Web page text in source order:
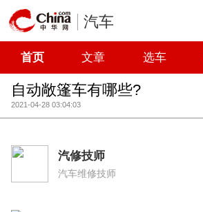
汽车
首页 文章 选车
自动敞篷车有哪些?
2021-04-28 03:04:03
汽修技师
汽车维修技师